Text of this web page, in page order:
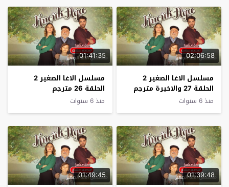
02:06:58
مسلسل الاغا الصغير 2
الحلقة 27 والاخيرة مترجم
منذ 6 سنوات
01:41:35
مسلسل الاغا الصغير 2
الحلقة 26 مترجم
منذ 6 سنوات
01:39:48
01:49:45